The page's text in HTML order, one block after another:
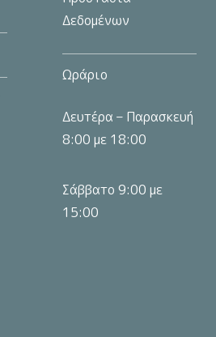
Δεδομένων
Ωράριο
Δευτέρα – Παρασκευή
8:00 με 18:00
Σάββατο 9:00 με
15:00